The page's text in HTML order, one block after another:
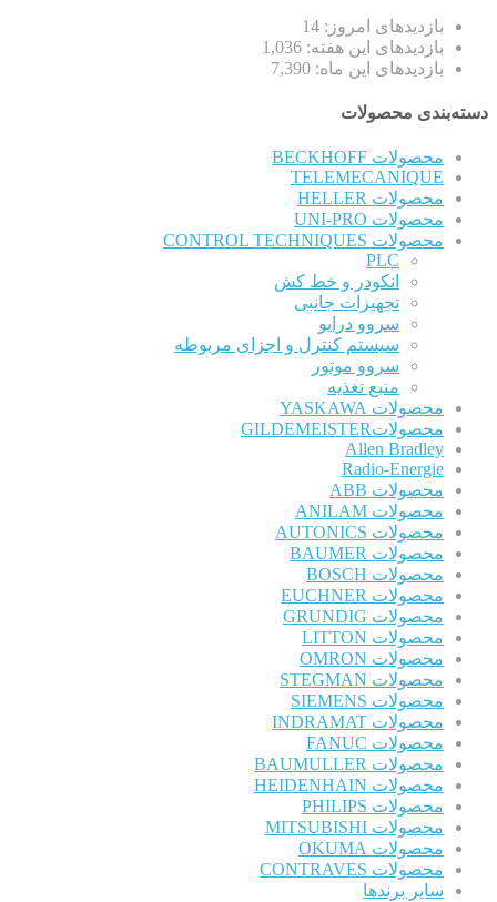
بازدیدهای امروز: 14
بازدیدهای این هفته: 1,036
بازدیدهای این ماه: 7,390
دسته‌بندی محصولات
محصولات BECKHOFF
TELEMECANIQUE
محصولات HELLER
محصولات UNI-PRO
محصولات CONTROL TECHNIQUES
PLC
انکودر و خط کش
تجهیزات جانبی
سروو درایو
سیستم کنترل و اجزای مربوطه
سروو موتور
منبع تغذیه
محصولات YASKAWA
محصولاتGILDEMEISTER
Allen Bradley
Radio-Energie
محصولات ABB
محصولات ANILAM
محصولات AUTONICS
محصولات BAUMER
محصولات BOSCH
محصولات EUCHNER
محصولات GRUNDIG
محصولات LITTON
محصولات OMRON
محصولات STEGMAN
محصولات SIEMENS
محصولات INDRAMAT
محصولات FANUC
محصولات BAUMULLER
محصولات HEIDENHAIN
محصولات PHILIPS
محصولات MITSUBISHI
محصولات OKUMA
محصولات CONTRAVES
سایر برندها